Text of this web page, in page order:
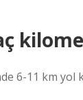
6-11 km yol